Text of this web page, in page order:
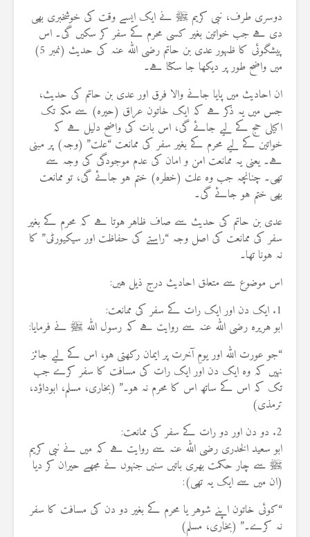
دوسری طرف، نبی کریم ﷺ نے ایک ایسے وقت کی خوشخبری بھی
دی ہے جب خواتین بغیر کسی محرم کے سفر کر سکیں گی۔ اس
پیشگوئی کا ظہور عدی بن حاتم رضی اللہ عنہ کی حدیث (نمبر 5)
میں واضح طور پر دیکھا جا سکتا ہے۔
ان احادیث میں پایا جانے والا فرق اور عدی بن حاتم کی حدیث،
جس میں یہ ذکر ہے کہ ایک خاتون عراق (حیرہ) سے مکہ تک
اکیلی حج کے لیے جائے گی، اس بات کی واضح دلیل ہے کہ
خواتین کے لیے محرم کے بغیر سفر کی ممانعت “علت” (وجہ) پر مبنی
ہے۔ یعنی یہ ممانعت امن و امان کی عدم موجودگی کی وجہ سے
تھی۔ چنانچہ جب وہ علت (خطرہ) ختم ہو جائے گی، تو ممانعت
بھی ختم ہو جائے گی۔
عدی بن حاتم کی حدیث سے صاف ظاہر ہوتا ہے کہ محرم کے بغیر
سفر کی ممانعت کی اصل وجہ “راستے کی حفاظت اور سیکیورٹی” کا
نہ ہونا تھا۔
اس موضوع سے متعلق احادیث درج ذیل ہیں:
1. ایک دن اور ایک رات کے سفر کی ممانعت:
ابو ہریرہ رضی اللہ عنہ سے روایت ہے کہ رسول اللہ ﷺ نے فرمایا:
“جو عورت اللہ اور یومِ آخرت پر ایمان رکھتی ہو، اس کے لیے جائز
نہیں کہ وہ ایک دن اور ایک رات کی مسافت کا سفر کرے جب
تک کہ اس کے ساتھ اس کا محرم نہ ہو۔” (بخاری، مسلم، ابوداؤد،
ترمذی)
2. دو دن اور دو رات کے سفر کی ممانعت:
ابو سعید الخدری رضی اللہ عنہ سے روایت ہے کہ میں نے نبی کریم
ﷺ سے چار حکمت بھری باتیں سنیں جنہوں نے مجھے حیران کر دیا
(ان میں سے ایک یہ تھی):
“کوئی خاتون اپنے شوہر یا محرم کے بغیر دو دن کی مسافت کا سفر
نہ کرے۔” (بخاری، مسلم)